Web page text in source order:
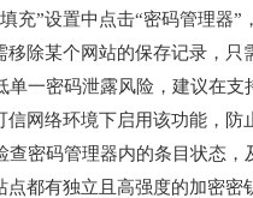
充”设置中点击“密码管理器
除某个网站的保存记录，只
一密码泄露风险，建议在
网络环境下启用该功能，防
密码管理器内的条目状态
都有独立且高强度的加密密